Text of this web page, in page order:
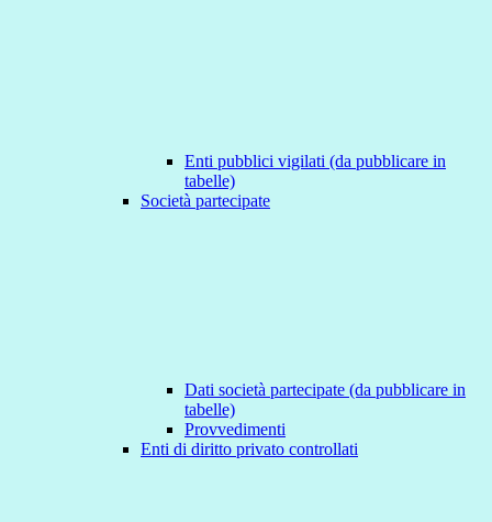
Enti pubblici vigilati (da pubblicare in
tabelle)
Società partecipate
Dati società partecipate (da pubblicare in
tabelle)
Provvedimenti
Enti di diritto privato controllati